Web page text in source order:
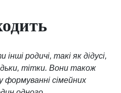
родичі, такі як дідусі,
тітки. Вони також
формуванні сімейних